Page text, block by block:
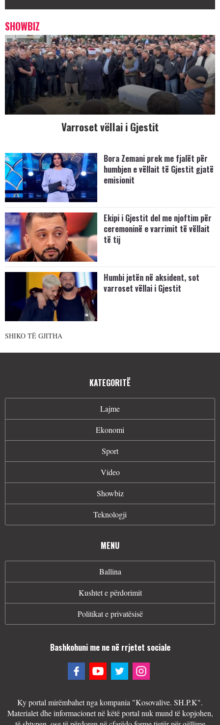
SHOWBIZ
Varroset vëllai i Gjestit
Bora Zemani prek me fjalët për
humbjen e vëllait të Gjestit gjatë
emisionit
Ekipi i Gjestit del me njoftim për
ceremoninë e varrimit të vëllait
të tij
Humbi jetën në aksident, sot
varroset vëllai i Gjestit
SHIKO TË GJITHA
KATEGORITË
Lajme
Ekonomi
Sport
Video
Showbiz
Teknologji
MENU
Ballina
Kushtet e përdorimit
Politikat e privatësisë
Bashkohuni me ne në rrjetet sociale
Ky portal mirëmbahet nga kompania "Kosovalive. SH.P.K".
Materialet dhe informacionet në këtë portal nuk mund të kopjohen,